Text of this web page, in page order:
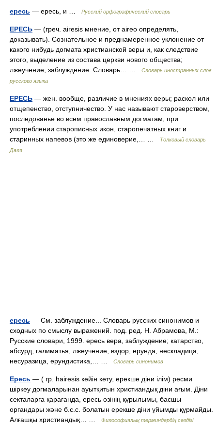
ересь — ересь, и … Русский орфографический словарь
ЕРЕСЬ — (греч. airesis мнение, от aireo определять,
доказывать). Сознательное и преднамеренное уклонение от
какого нибудь догмата христианской веры и, как следствие
этого, выделение из состава церкви нового общества;
лжеучение; заблуждение. Словарь… …
Словарь иностранных слов
русского языка
ЕРЕСЬ — жен. вообще, различие в мнениях веры; раскол или
отщепенство, отступничество. У нас называют староверством,
последованье во всем православным догматам, при
употреблении старописных икон, старопечатных книг и
старинных напевов (это же единоверие,… …
Толковый словарь
Даля
ересь — См. заблуждение... Словарь русских синонимов и
сходных по смыслу выражений. под. ред. Н. Абрамова, М.:
Русские словари, 1999. ересь вера, заблуждение; катарство,
абсурд, галиматья, лжеучение, вздор, ерунда, нескладица,
несуразица, ерундистика,… …
Словарь синонимов
Ересь — ( гр. һаігеsіs кейін кету, ерекше діни ілім) ресми
шіркеу догмаларынан ауытқитын христиандық діни ағым. Діни
секталарға қарағанда, ересь өзінің құрылымы, басшы
органдары және б.с.с. болатын ерекше діни ұйымды құрмайды.
Алғашқы христиандық… …
Философиялық терминдердің сөздігі